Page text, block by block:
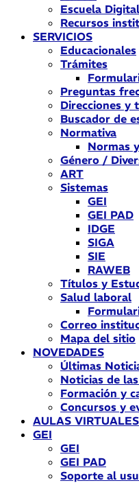
Escuela Digital
Recursos
SERVICIOS
Educacionales
Trámites
Preguntas
Direcciones y
Buscador de
Normativa
Normas
Género /
ART
Sistemas
GEI
GEI PAD
IDGE
SIGA
SIE
RAWEB
Títulos y
Salud laboral
Correo
Mapa del sitio
NOVEDADES
Últimas
Noticias de
Formación y
Concursos y
AULAS VIRTUALES
GEI
GEI
GEI PAD
Soporte al